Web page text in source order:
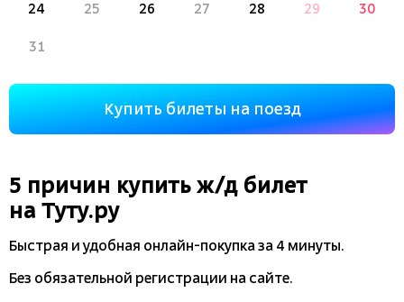
24 25 26 27 28 29 30
31
Купить билеты на поезд
5 причин купить ж/д билет
на Туту.ру
Быстрая и удобная онлайн-покупказа 4 минуты.
Без обязательной регистрации на сайте.